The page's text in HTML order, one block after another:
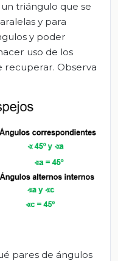
triángulo que se
y para
y poder
uso de los
recuperar. Observa
pares de ángulos